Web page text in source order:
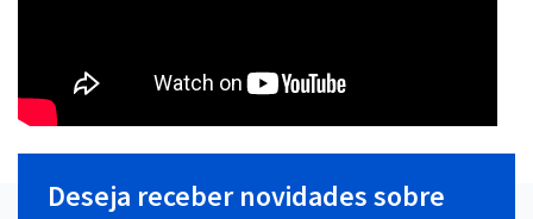
Deseja receber novidades sobre